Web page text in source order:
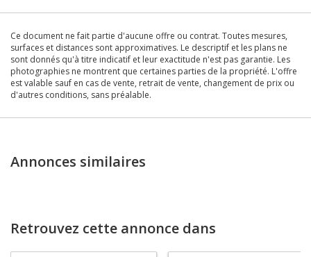
Ce document ne fait partie d'aucune offre ou contrat. Toutes mesures,
surfaces et distances sont approximatives. Le descriptif et les plans ne
sont donnés qu'à titre indicatif et leur exactitude n'est pas garantie. Les
photographies ne montrent que certaines parties de la propriété. L'offre
est valable sauf en cas de vente, retrait de vente, changement de prix ou
d'autres conditions, sans préalable.
Annonces similaires
Retrouvez cette annonce dans